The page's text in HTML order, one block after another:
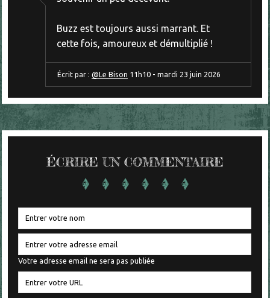
Buzz est toujours aussi marrant. Et
cette fois, amoureux et démultiplié !
Écrit par :@Le Bison 11h10 -mardi 23 juin 2026
ÉCRIRE UN COMMENTAIRE
Votre adresse email ne sera pas publiée